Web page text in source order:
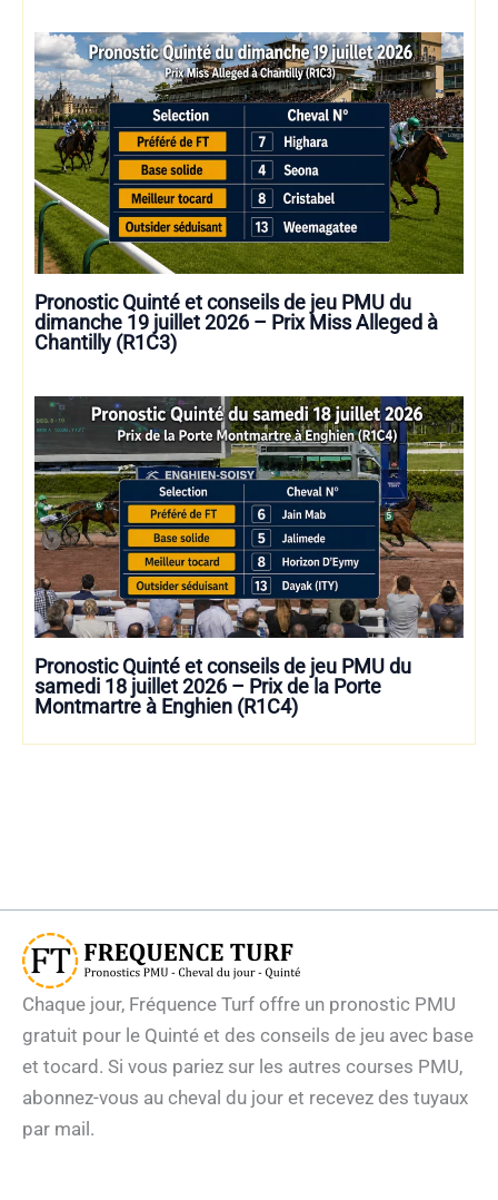
Pronostic Quinté et conseils de jeu PMU du
dimanche 19 juillet 2026 – Prix Miss Alleged à
Chantilly (R1C3)
Pronostic Quinté et conseils de jeu PMU du
samedi 18 juillet 2026 – Prix de la Porte
Montmartre à Enghien (R1C4)
Chaque jour, Fréquence Turf offre un pronostic PMU
gratuit pour le Quinté et des conseils de jeu avec base
et tocard. Si vous pariez sur les autres courses PMU,
abonnez-vous au cheval du jour et recevez des tuyaux
par mail.